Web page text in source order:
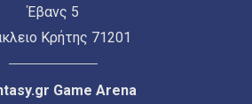
Έβανς 5
Κρήτης 71201
Game Arena